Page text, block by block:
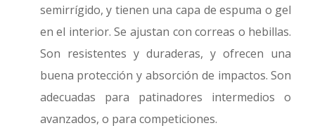
semirrígido, y tienen una capa de espuma o gel
en el interior. Se ajustan con correas o hebillas.
Son resistentes y duraderas, y ofrecen una
buena protección y absorción de impactos. Son
adecuadas para patinadores intermedios o
avanzados, o para competiciones.